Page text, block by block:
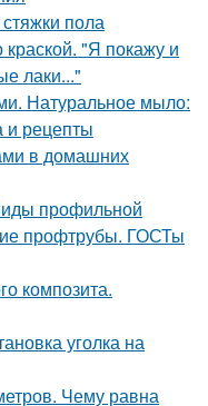
пола
краской. "Я покажу и
лаки..."
Натуральное мыло:
и рецепты
в домашних
профильной
профтрубы. ГОСТы
композита.
уголка на
Чему равна